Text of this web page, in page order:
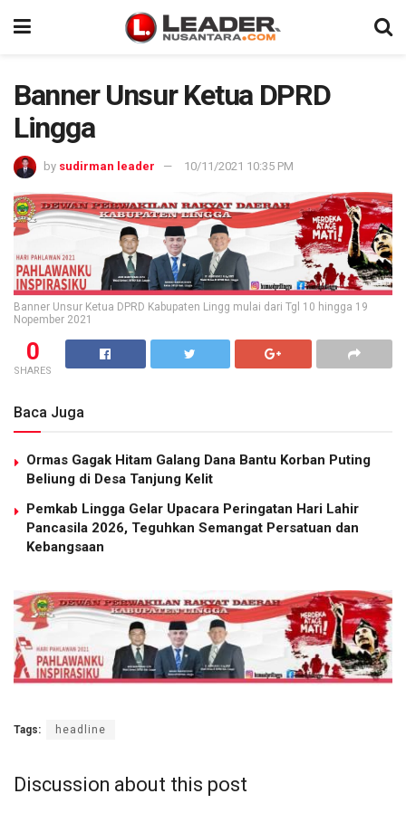
Banner Unsur Ketua DPRD
Lingga
by sudirman leader 10/11/2021 10:35 PM
Banner Unsur Ketua DPRD Kabupaten Lingg mulai dari Tgl 10 hingga 19
Nopember 2021
0
SHARES
Baca Juga
Ormas Gagak Hitam Galang Dana Bantu Korban Puting
Beliung di Desa Tanjung Kelit
Pemkab Lingga Gelar Upacara Peringatan Hari Lahir
Pancasila 2026, Teguhkan Semangat Persatuan dan
Kebangsaan
Tags: headline
Discussion about this post